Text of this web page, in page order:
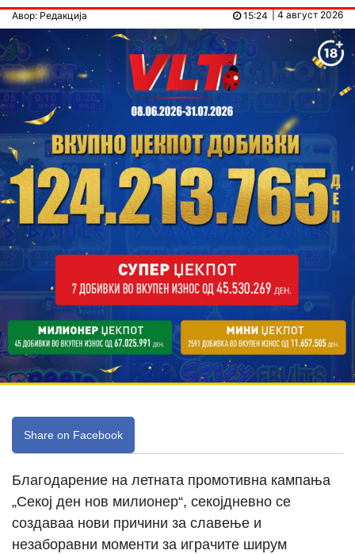
Авор: Редакција | 4 август 2026
15:24
Share on Facebook
Благодарение на летната промотивна кампања
„Секој ден нов милионер“, секојдневно се
создаваа нови причини за славење и
незаборавни моменти за играчите ширум